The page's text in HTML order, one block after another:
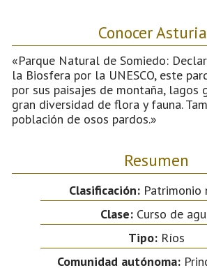
Conocer
«Parque Natural de Somiedo:
la Biosfera por la UNESCO, este
por sus paisajes de montaña, lagos
gran diversidad de flora y fauna.
población de osos pardos.»
Resumen
Clasificación: Patrimonio
Clase:Curso de
Tipo:Ríos
Comunidad autónoma: